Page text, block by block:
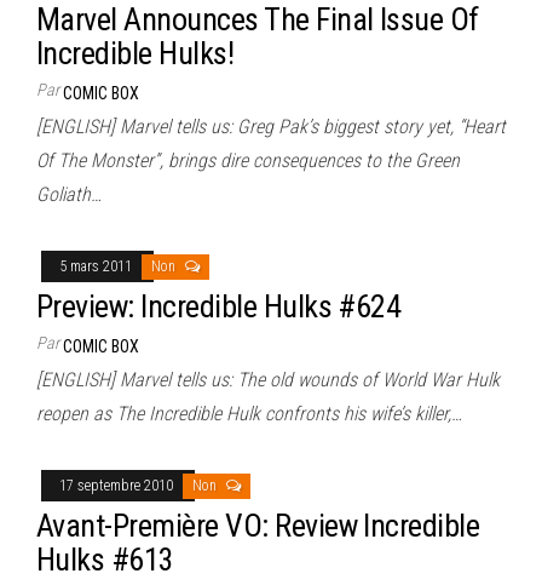
Marvel Announces The Final Issue Of
Incredible Hulks!
ParCOMIC BOX
[ENGLISH] Marvel tells us: Greg Pak’s biggest story yet, “Heart
Of The Monster”, brings dire consequences to the Green
Goliath…
5 mars 2011 Non
Preview: Incredible Hulks #624
ParCOMIC BOX
[ENGLISH] Marvel tells us: The old wounds of World War Hulk
reopen as The Incredible Hulk confronts his wife’s killer,…
17 septembre 2010 Non
Avant-Première VO: Review Incredible
Hulks #613